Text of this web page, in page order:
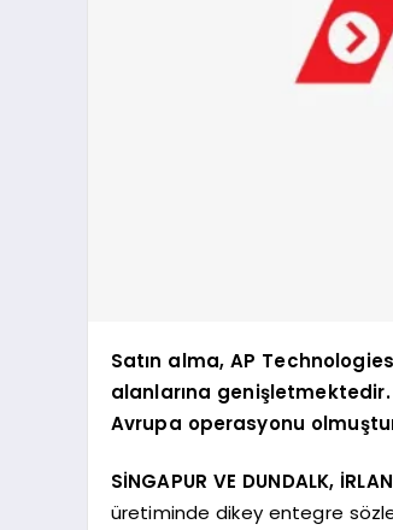
Satın alma, AP
alanlarına
Avrupa operasyonu
SİNGAPUR VE DUNDALK,
üretiminde dikey entegre